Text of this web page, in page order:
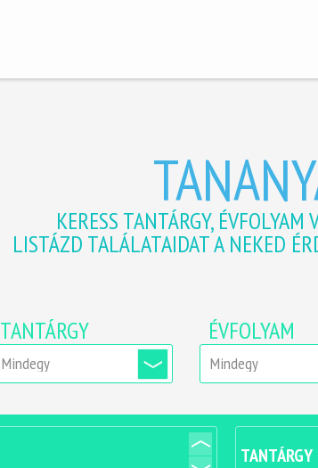
KERESS TANTÁRGY,
LISTÁZD TALÁLATAIDAT A NEKED
TANTÁRGY ÉVFOLYAM
TANTÁRGY